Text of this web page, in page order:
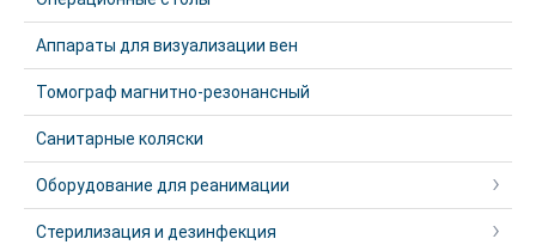
Аппараты для визуализации вен
Томограф магнитно-резонансный
Санитарные коляски
Оборудование для реанимации
Стерилизация и дезинфекция